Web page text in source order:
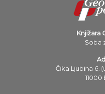
Knjižara
Soba
Čika Ljubina 6,